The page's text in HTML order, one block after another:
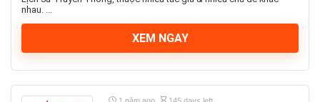
nhau. ...
XEM NGAY